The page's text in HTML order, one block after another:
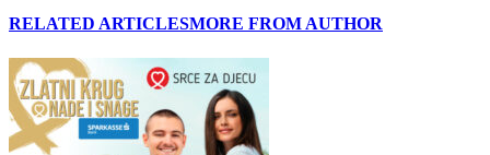
RELATED ARTICLESMORE FROM AUTHOR